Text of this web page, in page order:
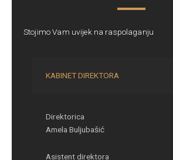
Stojimo Vam uvijek na raspolaganju
KABINET DIREKTORA
Direktorica
Amela Buljubašić
Asistent direktora